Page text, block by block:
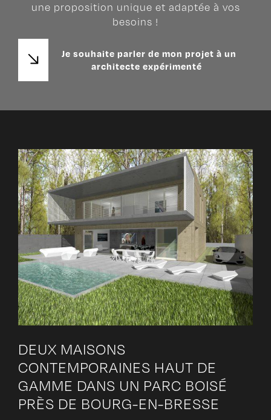
une proposition unique et adaptée à vos
besoins !
Je souhaite parler de mon projet à un
architecte expérimenté
DEUX MAISONS
CONTEMPORAINES HAUT DE
GAMME DANS UN PARC BOISÉ
PRÈS DE BOURG-EN-BRESSE